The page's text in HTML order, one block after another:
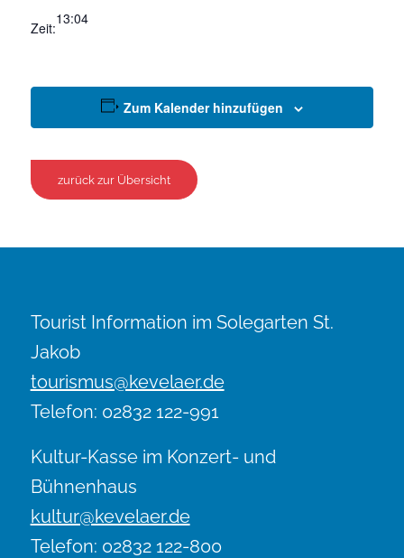
Zeit:
13:04
Zum Kalender hinzufügen
zurück zur Übersicht
Tourist Information im Solegarten St.
Jakob
tourismus@kevelaer.de
Telefon: 02832 122-991
Kultur-Kasse im Konzert- und
Bühnenhaus
kultur@kevelaer.de
Telefon: 02832 122-800